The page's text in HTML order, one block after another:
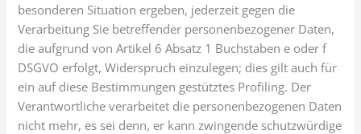
besonderen Situation ergeben, jederzeit gegen die
Verarbeitung Sie betreffender personenbezogener Daten,
die aufgrund von Artikel 6 Absatz 1 Buchstaben e oder f
DSGVO erfolgt, Widerspruch einzulegen; dies gilt auch für
ein auf diese Bestimmungen gestütztes Profiling. Der
Verantwortliche verarbeitet die personenbezogenen Daten
nicht mehr, es sei denn, er kann zwingende schutzwürdige